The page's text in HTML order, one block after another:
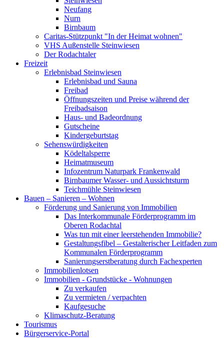
Neufang
Nurn
Birnbaum
Caritas-Stützpunkt "In der Heimat wohnen"
VHS Außenstelle Steinwiesen
Der Rodachtaler
Freizeit
Erlebnisbad Steinwiesen
Erlebnisbad und Sauna
Freibad
Öffnungszeiten und Preise während der
Freibadsaison
Haus- und Badeordnung
Gutscheine
Kindergeburtstag
Sehenswürdigkeiten
Ködeltalsperre
Heimatmuseum
Infozentrum Naturpark Frankenwald
Birnbaumer Wasser- und Aussichtsturm
Teichmühle Steinwiesen
Bauen – Sanieren – Wohnen
Förderung und Sanierung von Immobilien
Das Interkommunale Förderprogramm im
Oberen Rodachtal
Was tun mit einer leerstehenden Immobilie?
Gestaltungsfibel – Gestalterischer Leitfaden zum
Kommunalen Förderprogramm
Sanierungserstberatung durch Fachexperten
Immobilienlotsen
Immobilien - Grundstücke - Wohnungen
Zu verkaufen
Zu vermieten / verpachten
Kaufgesuche
Klimaschutz-Beratung
Tourismus
Bürgerservice-Portal